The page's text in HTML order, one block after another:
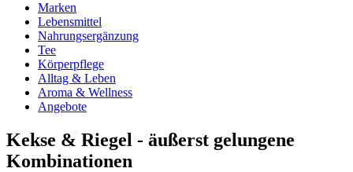
Marken
Lebensmittel
Nahrungsergänzung
Tee
Körperpflege
Alltag & Leben
Aroma & Wellness
Angebote
Kekse & Riegel - äußerst gelungene
Kombinationen